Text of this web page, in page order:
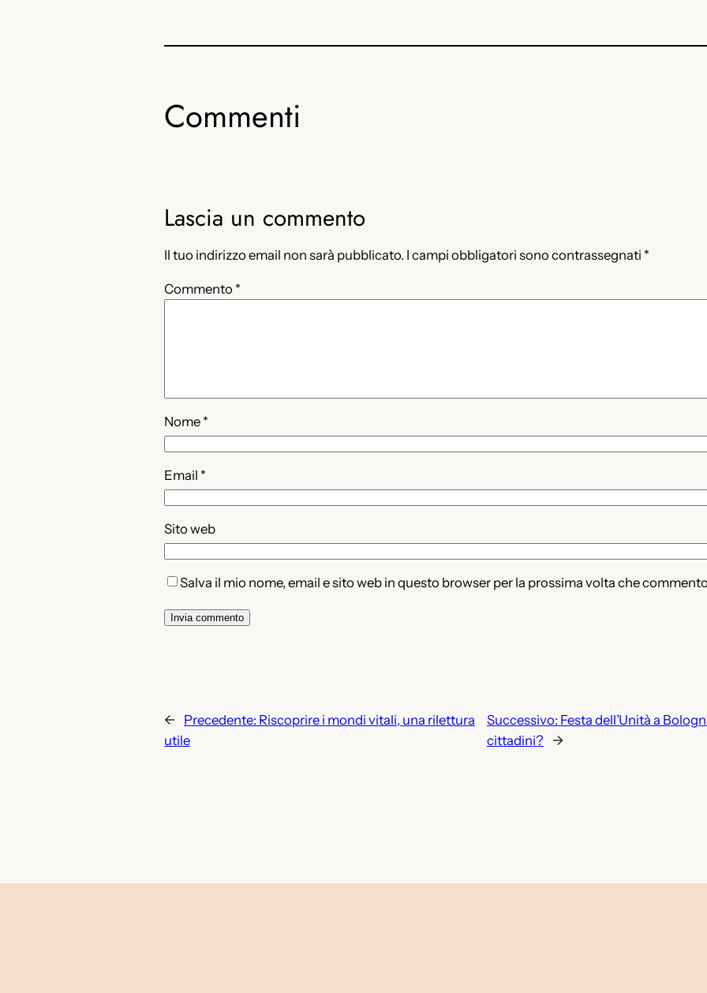
Commenti
Lascia un commento
Il tuo indirizzo email non sarà pubblicato. I campi obbligatori sono contrassegnati *
Commento *
Nome *
Email *
Sito web
Salva il mio nome, email e sito web in questo browser per la prossima volta che
← Precedente: Riscoprire i mondi vitali, una rilettura
utile
Successivo: Festa dell’Unità a
cittadini?
→